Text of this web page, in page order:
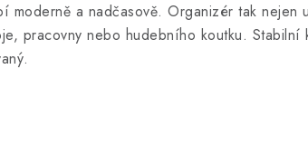
moderně a nadčasově. Organizér tak
pracovny nebo hudebního koutku.